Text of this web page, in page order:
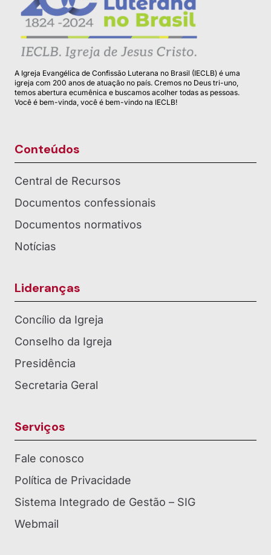
A Igreja Evangélica de Confissão Luterana no Brasil (IECLB) é uma
igreja com 200 anos de atuação no país. Cremos no Deus tri-uno,
temos abertura ecumênica e buscamos acolher todas as pessoas.
Você é bem-vinda, você é bem-vindo na IECLB!
Conteúdos
Central de Recursos
Documentos confessionais
Documentos normativos
Notícias
Lideranças
Concílio da Igreja
Conselho da Igreja
Presidência
Secretaria Geral
Serviços
Fale conosco
Política de Privacidade
Sistema Integrado de Gestão – SIG
Webmail